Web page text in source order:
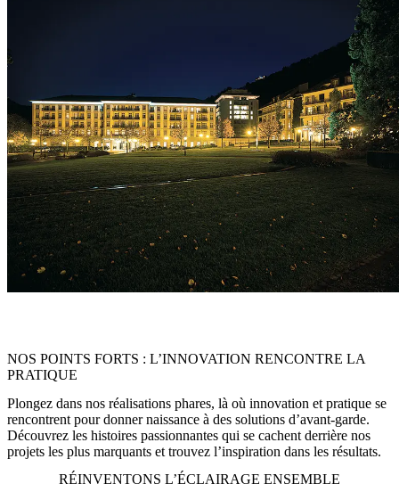
NOS POINTS FORTS : L’INNOVATION RENCONTRE LA
PRATIQUE
Plongez dans nos réalisations phares, là où innovation et pratique se
rencontrent pour donner naissance à des solutions d’avant-garde.
Découvrez les histoires passionnantes qui se cachent derrière nos
projets les plus marquants et trouvez l’inspiration dans les résultats.
RÉINVENTONS L’ÉCLAIRAGE ENSEMBLE